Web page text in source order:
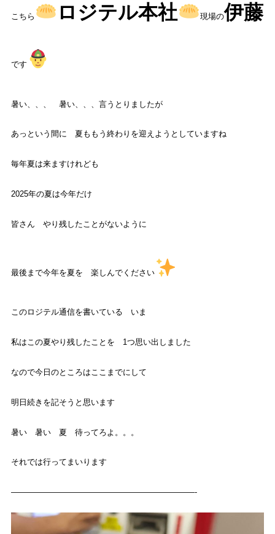
こちら ロジテル本社 現場の伊藤
です
暑い、、、 暑い、、、言うとりましたが
あっという間に 夏ももう終わりを迎えようとしていますね
毎年夏は来ますけれども
2025年の夏は今年だけ
皆さん やり残したことがないように
最後まで今年を夏を 楽しんでください
このロジテル通信を書いている いま
私はこの夏やり残したことを 1つ思い出しました
なので今日のところはここまでにして
明日続きを記そうと思います
暑い 暑い 夏 待ってろよ。。。
それでは行ってまいります
———————————————————————-